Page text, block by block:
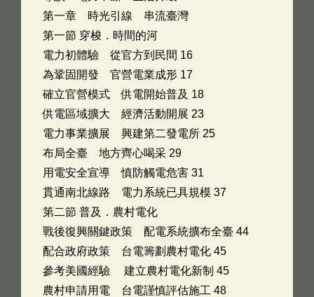
第一章 時光引線 串流臺灣
第一節 穿梭．時間的河
電力初體驗 從官方到民間 16
為鞏固開發 官營電業成形 17
確立官營模式 供電開始普及 18
供電區域擴大 經濟活動開展 23
電力事業擴展 興建第二發電所 25
布局全臺 地方齊心喝采 29
用電安全宣導 慎防觸電危害 31
貫通南北線路 電力系統已具規模 37
第二節 普及．農村電化
戰後復興關鍵政策 配電系統擴布全臺 44
配合政府政策 台電籌劃農村電化 45
參考美國經驗 建立農村電化新制 45
農村申請用電 台電謹慎評估施工 48